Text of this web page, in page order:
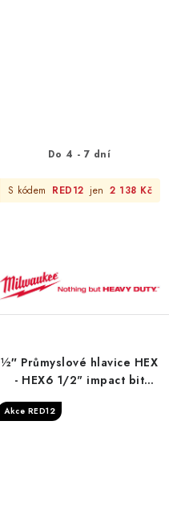
Do 4 - 7 dní
S kódem RED12 jen 2 138 Kč
½″ Průmyslové hlavice HEX
- HEX6 1/2" impact bit
socket
Akce RED12